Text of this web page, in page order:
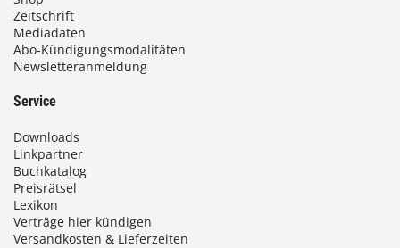
Zeitschrift
Mediadaten
Abo-Kündigungsmodalitäten
Newsletteranmeldung
Service
Downloads
Linkpartner
Buchkatalog
Preisrätsel
Lexikon
Verträge hier kündigen
Versandkosten & Lieferzeiten